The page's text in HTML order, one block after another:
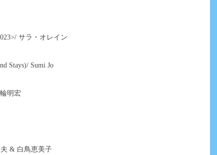
サラ・オレイン
Stays)/ Sumi Jo
明宏
& 白鳥恵美子